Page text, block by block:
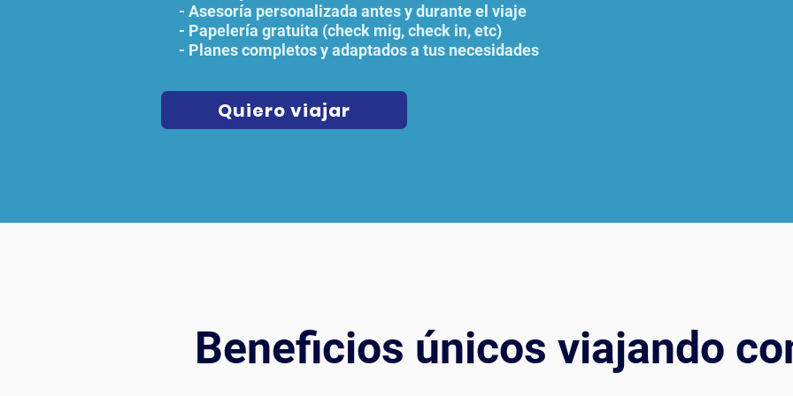
- Asesoría personalizada antes y durante el viaje
- Papelería gratuita (check mig, check in, etc)
- Planes completos y adaptados a tus necesidades
Quiero viajar
Beneficios únicos viajando